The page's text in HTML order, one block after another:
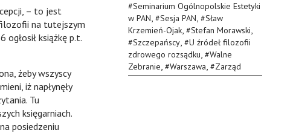
#Seminarium Ogólnopolskie Estetyki
w PAN, #Sesja PAN, #Sław
Krzemień-Ojak, #Stefan Morawski,
#Szczepańscy, #U źródeł filozofii
zdrowego rozsądku, #Walne
Zebranie, #Warszawa, #Zarząd
– to jest
na tutejszym
książkę p.t.
żeby wszyscy
iż napłynęły
Tu
księgarniach.
posiedzeniu